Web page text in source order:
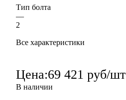
Тип болта
—
2
Все характеристики
Цена:69 421 руб/шт
В наличии